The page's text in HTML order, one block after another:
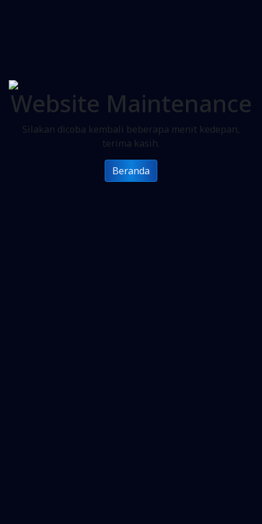
Website Maintenance
Silakan dicoba kembali beberapa menit kedepan,
terima kasih.
Beranda